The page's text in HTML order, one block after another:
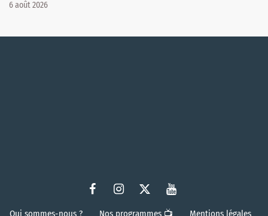
6 août 2026
Qui sommes-nous ? Nos programmes 📺 Mentions légales